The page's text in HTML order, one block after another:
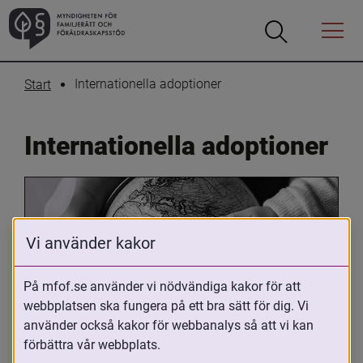
Öppna
Öppna
Menyn
Start Internationella adoptioner
Internationella adoptioner
Oavsett om du är adopterad,
adoptivförälder eller arbetar med
Vi använder kakor
På mfof.se använder vi nödvändiga kakor för att
webbplatsen ska fungera på ett bra sätt för dig. Vi
använder också kakor för webbanalys så att vi kan
förbättra vår webbplats.